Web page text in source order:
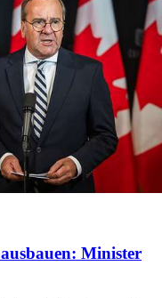
Minister